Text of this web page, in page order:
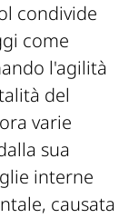
condivide
come
l'agilità
del
varie
sua
interne
causata